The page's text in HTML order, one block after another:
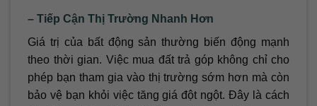
– Tiếp Cận Thị Trường Nhanh Hơn
Giá trị của bất động sản thường biến động mạnh
theo thời gian. Việc mua đất trả góp không chỉ cho
phép bạn tham gia vào thị trường sớm hơn mà còn
bảo vệ bạn khỏi việc tăng giá đột ngột. Đây là cách